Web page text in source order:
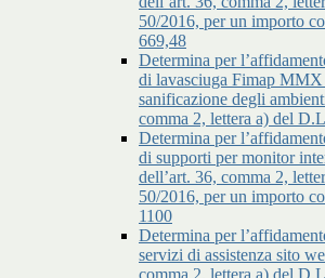
50/2016, per un importo
669,48
Determina per
di lavasciuga Fimap
sanificazione degli
comma 2, lettera a) del
Determina per
di supporti per monitor
dell’art. 36, comma 2,
50/2016, per un importo
1100
Determina per
servizi di assistenza sito